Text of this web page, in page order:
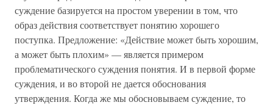
суждение базируется на простом уверении в том, что
образ действия соответствует понятию хорошего
поступка. Предложение: «Действие может быть хорошим,
а может быть плохим» — является примером
проблематического суждения понятия. И в первой форме
суждения, и во второй не дается обоснования
утверждения. Когда же мы обосновываем суждение, то